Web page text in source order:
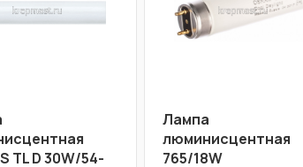
TL D 30W/54-
Лампа
люминисцентная
765/18W